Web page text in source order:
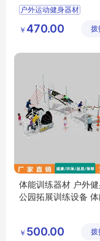
家定制
户外运动健身器材
体育器材供应
￥ 470.00 拨
体能训练器材 户外
公园拓展训练设备 体
￥ 500.00 拨